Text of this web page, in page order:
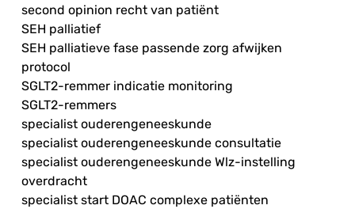
second opinion recht van patiënt
SEH palliatief
SEH palliatieve fase passende zorg afwijken
protocol
SGLT2-remmer indicatie monitoring
SGLT2-remmers
specialist ouderengeneeskunde
specialist ouderengeneeskunde consultatie
specialist ouderengeneeskunde Wlz-instelling
overdracht
specialist start DOAC complexe patiënten